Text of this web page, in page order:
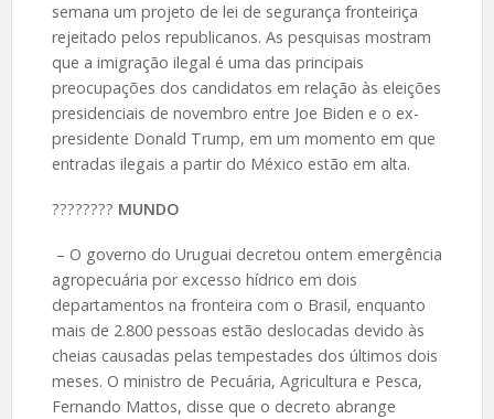
semana um projeto de lei de segurança fronteiriça
rejeitado pelos republicanos. As pesquisas mostram
que a imigração ilegal é uma das principais
preocupações dos candidatos em relação às eleições
presidenciais de novembro entre Joe Biden e o ex-
presidente Donald Trump, em um momento em que
entradas ilegais a partir do México estão em alta.
????️???? MUNDO
– O governo do Uruguai decretou ontem emergência
agropecuária por excesso hídrico em dois
departamentos na fronteira com o Brasil, enquanto
mais de 2.800 pessoas estão deslocadas devido às
cheias causadas pelas tempestades dos últimos dois
meses. O ministro de Pecuária, Agricultura e Pesca,
Fernando Mattos, disse que o decreto abrange